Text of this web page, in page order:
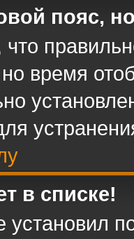
пояс,
время
в списке!
установил